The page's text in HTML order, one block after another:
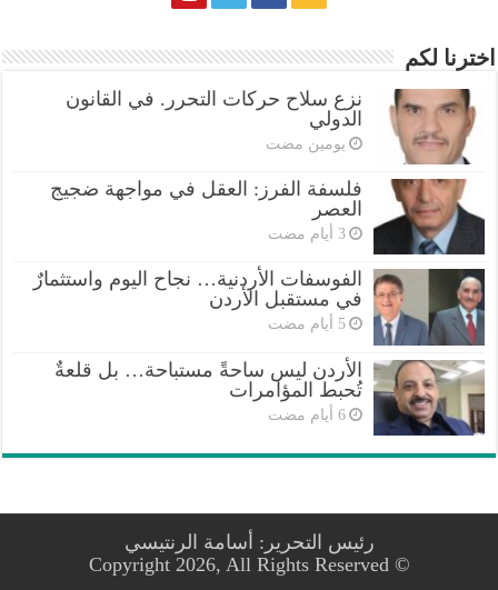
اخترنا لكم
نزع سلاح حركات التحرر. في القانون
الدولي
‏يومين مضت
فلسفة الفرز: العقل في مواجهة ضجيج
العصر
‏3 أيام مضت
الفوسفات الأردنية… نجاح اليوم واستثمارٌ
في مستقبل الأردن
‏5 أيام مضت
الأردن ليس ساحةً مستباحة… بل قلعةٌ
تُحبط المؤامرات
‏6 أيام مضت
رئيس التحرير: أسامة الرنتيسي
© Copyright 2026, All Rights Reserved